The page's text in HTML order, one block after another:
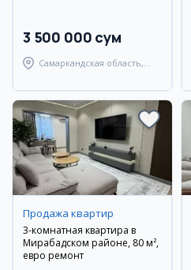
3 500 000 сум
Самаркандская область,
Продажа квартир
3-комнатная квартира в
Мирабадском районе, 80 м²,
евро ремонт